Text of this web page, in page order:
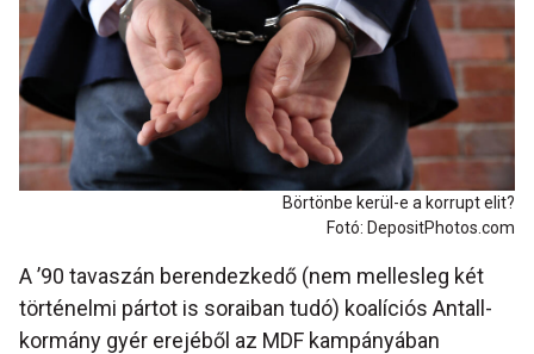
Börtönbe kerül-e a korrupt elit?
Fotó: DepositPhotos.com
A ’90 tavaszán berendezkedő (nem mellesleg két
történelmi pártot is soraiban tudó) koalíciós Antall-
kormány gyér erejéből az MDF kampányában